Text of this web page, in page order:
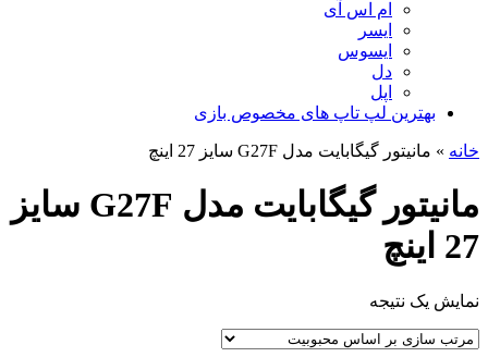
ام اس آی
ایسر
ایسوس
دل
اپل
بهترین لپ تاپ های مخصوص بازی
خانه » مانیتور گیگابایت مدل G27F سایز 27 اینچ
مانیتور گیگابایت مدل G27F سایز
27 اینچ
نمایش یک نتیجه